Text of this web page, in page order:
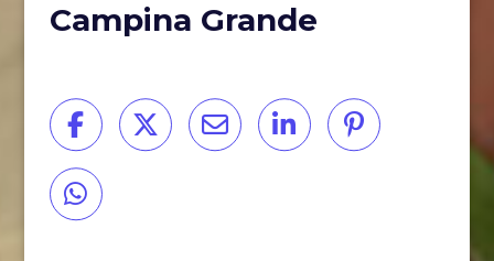
Campina Grande